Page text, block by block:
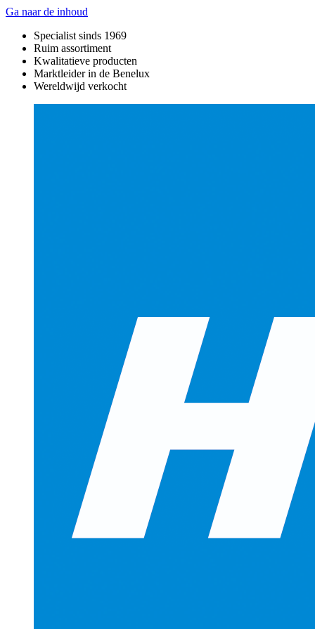
Ga naar de inhoud
Specialist sinds 1969
Ruim assortiment
Kwalitatieve producten
Marktleider in de Benelux
Wereldwijd verkocht